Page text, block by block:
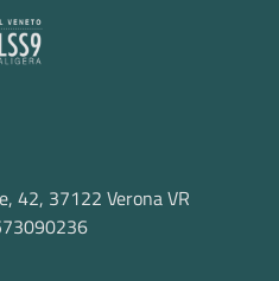
42, 37122 Verona VR